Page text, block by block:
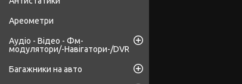
Ареометри
Аудіо - Відео - Фм-
модулятори/-Навігатори-/DVR
Багажники на авто